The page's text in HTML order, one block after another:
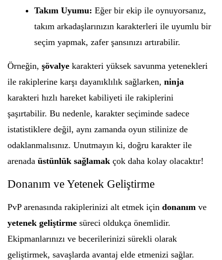
Takım Uyumu: Eğer bir ekip ile oynuyorsanız,
takım arkadaşlarınızın karakterleri ile uyumlu bir
seçim yapmak, zafer şansınızı artırabilir.
Örneğin, şövalye karakteri yüksek savunma yetenekleri
ile rakiplerine karşı dayanıklılık sağlarken, ninja
karakteri hızlı hareket kabiliyeti ile rakiplerini
şaşırtabilir. Bu nedenle, karakter seçiminde sadece
istatistiklere değil, aynı zamanda oyun stilinize de
odaklanmalısınız. Unutmayın ki, doğru karakter ile
arenada üstünlük sağlamak çok daha kolay olacaktır!
Donanım ve Yetenek Geliştirme
PvP arenasında rakiplerinizi alt etmek için donanım ve
yetenek geliştirme süreci oldukça önemlidir.
Ekipmanlarınızı ve becerilerinizi sürekli olarak
geliştirmek, savaşlarda avantaj elde etmenizi sağlar.